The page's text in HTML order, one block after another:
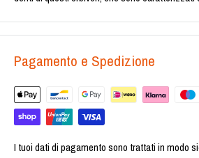
Pagamento e Spedizione
I tuoi dati di pagamento sono trattati in modo